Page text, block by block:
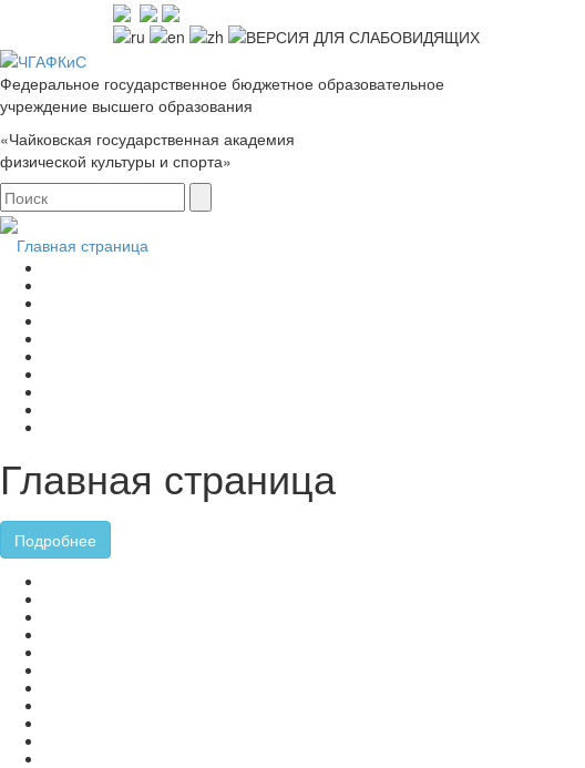
Федеральное государственное бюджетное образовательное
учреждение высшего образования
«Чайковская государственная академия
физической культуры и спорта»
Главная страница
Главная страница
Подробнее